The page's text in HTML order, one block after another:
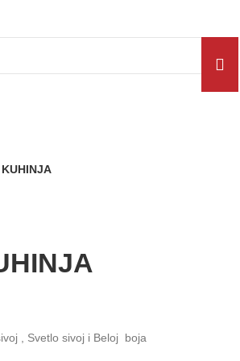
, Svetlo sivoj i Beloj boja